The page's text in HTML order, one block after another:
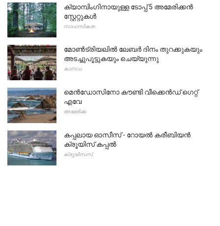
ക്യാമ്പിംഗിനായുള്ള ടോപ്പ് 5 അമേരിക്കൻ
സ്റ്റേറ്റുകൾ
സാഹസികത
മോൺട്രിയലിൽ ലേബർ ദിനം തുറക്കുകയും
അടച്ചുപൂട്ടുകയും ചെയ്യുന്നു
കാനഡ
മെൻഡോസിനോ കൗണ്ടി വീക്കെൻഡ് ഗെറ്റ്
എവേ
അമേരിക്ക
കപ്പലായ ഓസീസ് - റോയൽ കരീബിയൻ
ക്രൂയിസ് കപ്പൽ
ക്രൂയിസസ്